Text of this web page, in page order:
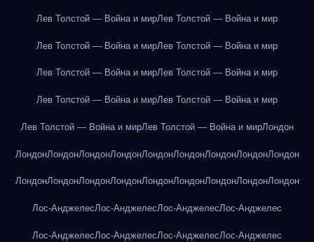
Лев Толстой — Война и мирЛев Толстой — Война и мир
Лев Толстой — Война и мирЛев Толстой — Война и мир
Лев Толстой — Война и мирЛев Толстой — Война и мир
Лев Толстой — Война и мирЛев Толстой — Война и мир
Лев Толстой — Война и мирЛев Толстой — Война и мирЛондон
ЛондонЛондонЛондонЛондонЛондонЛондонЛондонЛондонЛондон
ЛондонЛондонЛондонЛондонЛондонЛондонЛондонЛондонЛондон
Лос-АнджелесЛос-АнджелесЛос-АнджелесЛос-Анджелес
Лос-АнджелесЛос-АнджелесЛос-АнджелесЛос-Анджелес